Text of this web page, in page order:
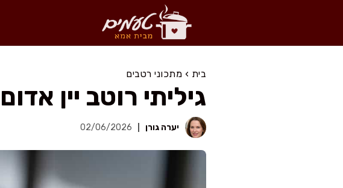
בית › מתכוני רטבים
גיליתי רוטב יין
יערה גורן 02/06/2026